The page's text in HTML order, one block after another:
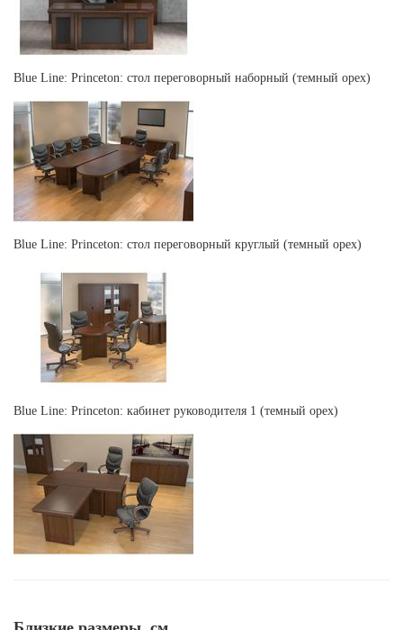
Blue Line: Princeton: стол переговорный наборный (темный орех)
Blue Line: Princeton: стол переговорный круглый (темный орех)
Blue Line: Princeton: кабинет руководителя 1 (темный орех)